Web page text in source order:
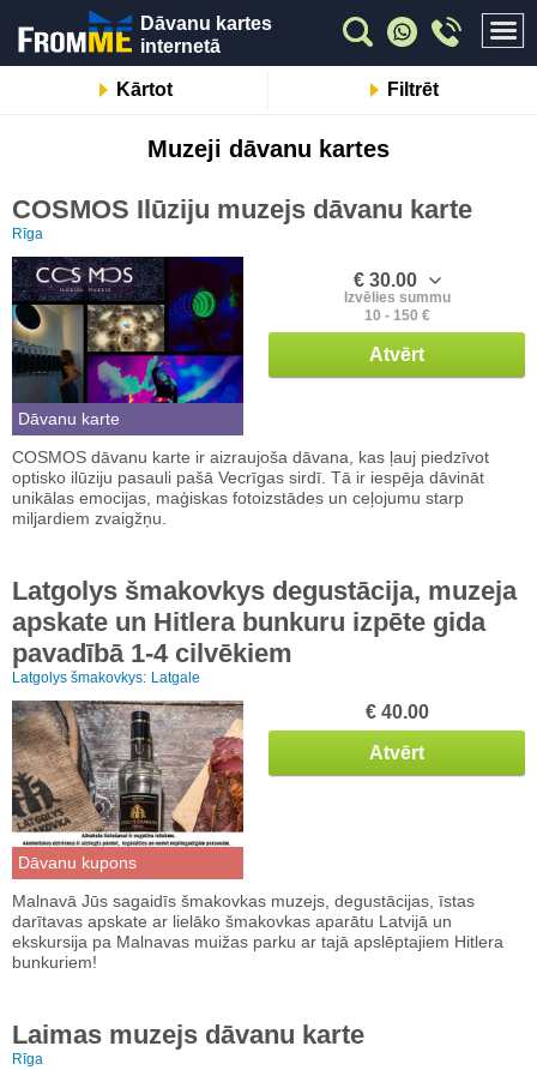
Dāvanu kartes
internetā
Kārtot Filtrēt
Muzeji dāvanu kartes
COSMOS Ilūziju muzejs dāvanu karte
Rīga
Dāvanu karte
€ 30.00
Izvēlies summu
10 - 150 €
Atvērt
COSMOS dāvanu karte ir aizraujoša dāvana, kas ļauj piedzīvot
optisko ilūziju pasauli pašā Vecrīgas sirdī. Tā ir iespēja dāvināt
unikālas emocijas, maģiskas fotoizstādes un ceļojumu starp
miljardiem zvaigžņu.
Latgolys šmakovkys degustācija, muzeja
apskate un Hitlera bunkuru izpēte gida
pavadībā 1-4 cilvēkiem
Latgolys šmakovkys: Latgale
Dāvanu kupons
€ 40.00
Atvērt
Malnavā Jūs sagaidīs šmakovkas muzejs, degustācijas, īstas
darītavas apskate ar lielāko šmakovkas aparātu Latvijā un
ekskursija pa Malnavas muižas parku ar tajā apslēptajiem Hitlera
bunkuriem!
Laimas muzejs dāvanu karte
Rīga